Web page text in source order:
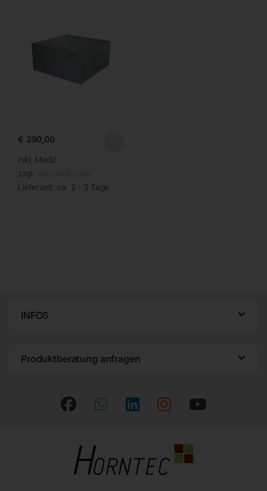
€ 390,00
inkl. MwSt.
zzgl. Versandkosten
Lieferzeit: ca. 2 - 3 Tage
INFOS
Produktberatung anfragen